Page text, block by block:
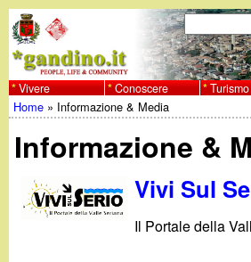
al
contenuto
principale
w
w
w
F
o
r
m
d
i
C
e
r
c
Vivere Conoscere Turismo
Tu
sei
qui
Home » Informazione & Media
Informazione &
Vivi Sul
Il Portale della